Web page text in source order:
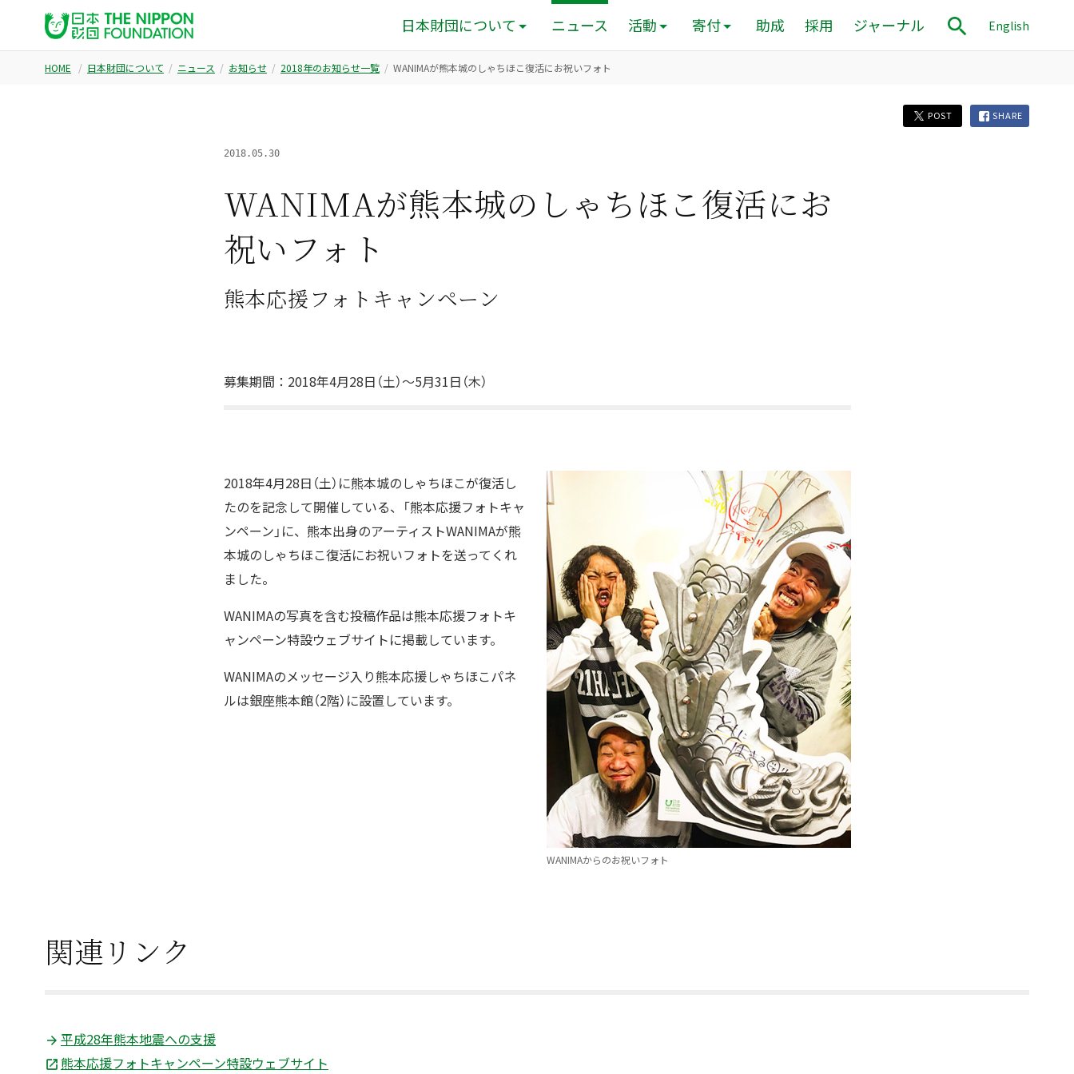
日本財団について ニュース 活動 寄付 助成 採用 ジャーナル English
HOME 日本財団について ニュース お知らせ 2018年のお知らせ一覧 WANIMAが熊本城のしゃちほこ復活にお祝いフォト
POST SHARE
2018.05.30
WANIMAが熊本城のしゃちほこ復活にお
祝いフォト
熊本応援フォトキャンペーン
募集期間：2018年4月28日（土）～5月31日（木）
2018年4月28日（土）に熊本城のしゃちほこが復活し
たのを記念して開催している、「熊本応援フォトキャ
ンペーン」に、熊本出身のアーティストWANIMAが熊
本城のしゃちほこ復活にお祝いフォトを送ってくれ
ました。
WANIMAの写真を含む投稿作品は熊本応援フォトキ
ャンペーン特設ウェブサイトに掲載しています。
WANIMAのメッセージ入り熊本応援しゃちほこパネ
ルは銀座熊本館（2階）に設置しています。
WANIMAからのお祝いフォト
関連リンク
平成28年熊本地震への支援
熊本応援フォトキャンペーン特設ウェブサイト